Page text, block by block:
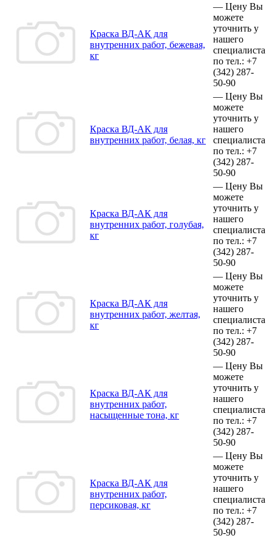
Краска ВД-АК для
внутренних работ, бежевая,
кг
— Цену Вы
можете
уточнить у
нашего
специалиста
по тел.: +7
(342) 287-
50-90
Краска ВД-АК для
внутренних работ, белая, кг
— Цену Вы
можете
уточнить у
нашего
специалиста
по тел.: +7
(342) 287-
50-90
Краска ВД-АК для
внутренних работ, голубая,
кг
— Цену Вы
можете
уточнить у
нашего
специалиста
по тел.: +7
(342) 287-
50-90
Краска ВД-АК для
внутренних работ, желтая,
кг
— Цену Вы
можете
уточнить у
нашего
специалиста
по тел.: +7
(342) 287-
50-90
Краска ВД-АК для
внутренних работ,
насыщенные тона, кг
— Цену Вы
можете
уточнить у
нашего
специалиста
по тел.: +7
(342) 287-
50-90
Краска ВД-АК для
внутренних работ,
персиковая, кг
— Цену Вы
можете
уточнить у
нашего
специалиста
по тел.: +7
(342) 287-
50-90